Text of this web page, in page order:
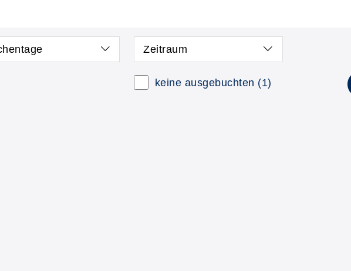
Zeitraum
neue Kurse anzeigenKurse mit freien Plätzen anzeigen
keine ausgebuchten (1)